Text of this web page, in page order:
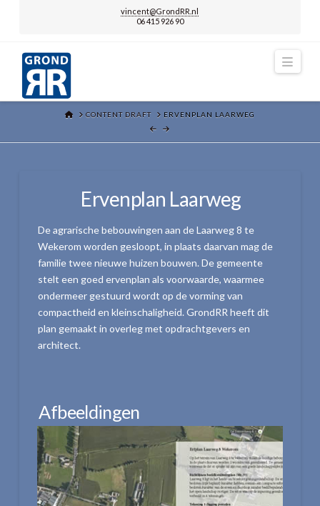
vincent@GrondRR.nl
06 415 926 90
HOMECONTENT DRAFT ERVENPLAN LAARWEG
Ervenplan Laarweg
De agrarische bebouwingen aan de Laarweg 8 te
Wekerom worden gesloopt, in plaats daarvan mag de
familie twee nieuwe huizen bouwen. De gemeente
stelt een goed ervenplan als voorwaarde, waarmee
ondermeer gestuurd wordt op de vorming van
compactheid en kleinschaligheid. GrondRR heeft dit
plan gemaakt in overleg met opdrachtgevers en
architect.
Afbeeldingen